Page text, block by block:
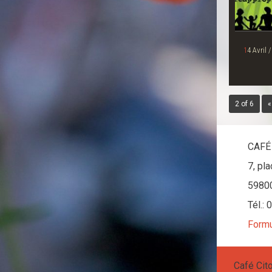
14 Avril / Faites le Printemps! / toute la
2 of 6
7,
Tél.:
Café